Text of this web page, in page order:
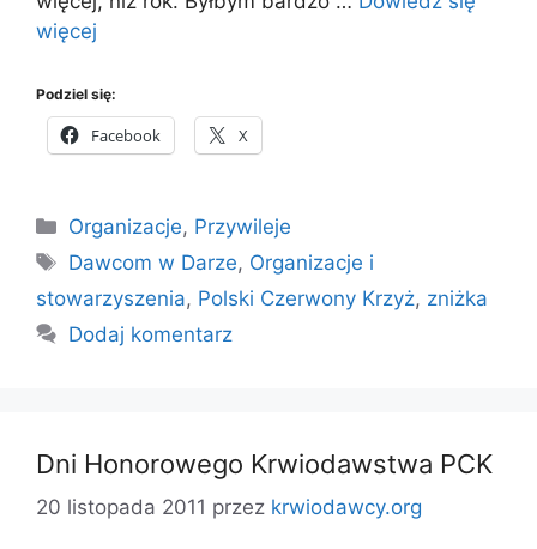
więcej
Podziel się:
Facebook X
Kategorie
Organizacje, Przywileje
Tagi
Dawcom w Darze, Organizacje i
stowarzyszenia, Polski Czerwony Krzyż, zniżka
Dodaj komentarz
Dni Honorowego Krwiodawstwa PCK
20 listopada 2011 przez krwiodawcy.org